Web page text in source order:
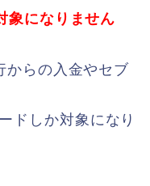
象になりません
からの入金やセブ
ドしか対象になり